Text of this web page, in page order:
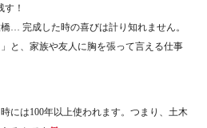
！
… 完成した時の喜びは計り知れません。
と、家族や友人に胸を張って言える仕事
には100年以上使われます。つまり、土木